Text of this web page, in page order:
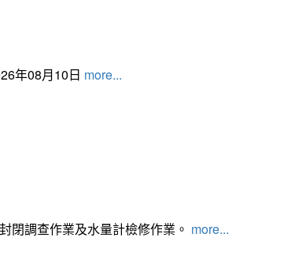
年08月10日 more...
閉調查作業及水量計檢修作業。 more...